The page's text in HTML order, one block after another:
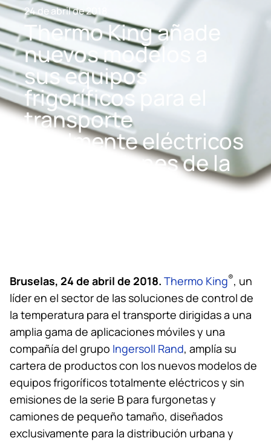
24 de abril de 2018
Thermo King añade
nuevos modelos a
sus equipos
frigoríficos para el
transporte
totalmente eléctricos
y sin emisiones de la
Bruselas, 24 de abril de 2018. Thermo King®, un
líder en el sector de las soluciones de control de
la temperatura para el transporte dirigidas a una
amplia gama de aplicaciones móviles y una
compañía del grupo Ingersoll Rand, amplía su
cartera de productos con los nuevos modelos de
equipos frigoríficos totalmente eléctricos y sin
emisiones de la serie B para furgonetas y
camiones de pequeño tamaño, diseñados
exclusivamente para la distribución urbana y